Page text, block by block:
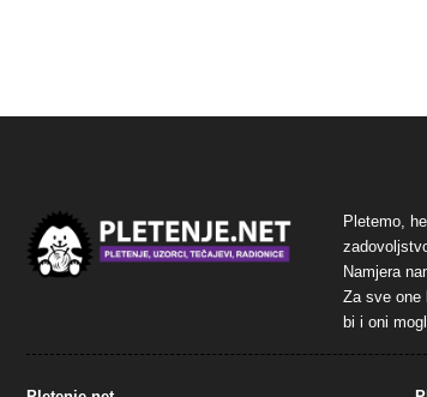
Pletemo,
Namjera
Za sve one
bi i oni